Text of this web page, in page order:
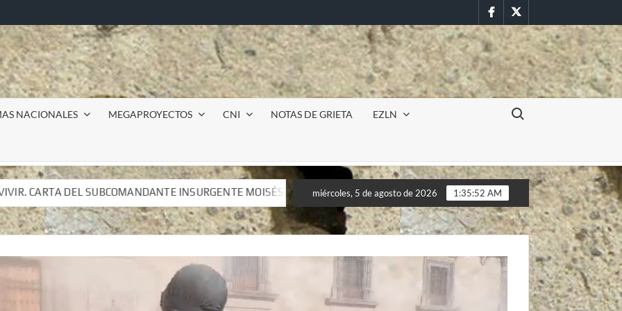
FacebookTwitter
NACIONALES MEGAPROYECTOS CNI NOTAS DE GRIETA EZLN
Buscar:
INSURGENTE MOISÉS A LUIS DE TAVIRA
Incursión militar en la UAEM (Morelos) durante paro estudiantil por
INSURGENTE MOISÉS A LUIS DE TAVIRA
Incursión militar en la UAEM (Morelos) durante paro estudiantil por
miércoles, 5 de agosto de 2026 1:35:54 AM